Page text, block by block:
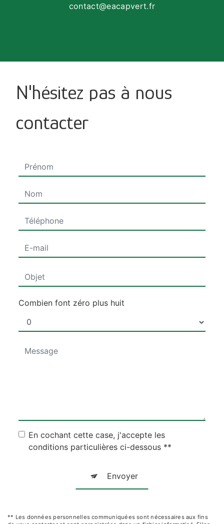
contact@eacapvert.fr
N'hésitez pas à nous
contacter
Combien font zéro plus huit
En cochant cette case, j'accepte les
conditions particulières ci-dessous **
Envoyer
** Les données personnelles communiquées sont nécessaires aux fins